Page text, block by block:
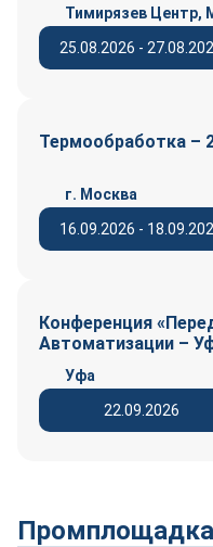
25.08.2026 -
Тимирязев Центр,
Термообработка –
16.09.2026 -
г. Москва
Конференция
Автоматизации –
22.09.2026
Уфа
Промплощадка